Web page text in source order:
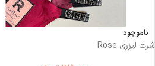
ناموجود
شرت لیزری Rose